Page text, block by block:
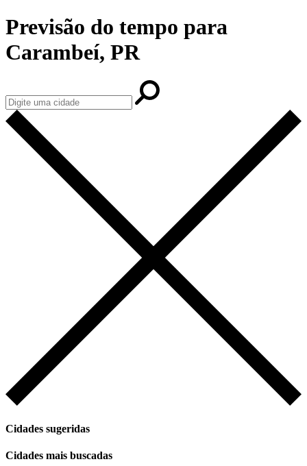
Previsão do tempo para
Carambeí, PR
Cidades sugeridas
Cidades mais buscadas